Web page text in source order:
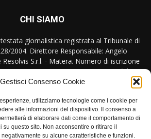
Gestisci Consenso Cookie
utilizziamo tecnologie come i cookie per
alle informazioni del dispositivo. Il consenso a
di elaborare dati come il comportamento di
questo sito. Non acconsentire o ritirare il
su alcune caratteristiche e funzioni.
CHI SIAMO
giornalistica registrata al Tribunale di
2004. Direttore Responsabile: Angelo
S.r.l. - Matera. Numero di iscrizione
Operatori Comunicazione n. 17440 del
31/10/2007
redazione@millemedia.it